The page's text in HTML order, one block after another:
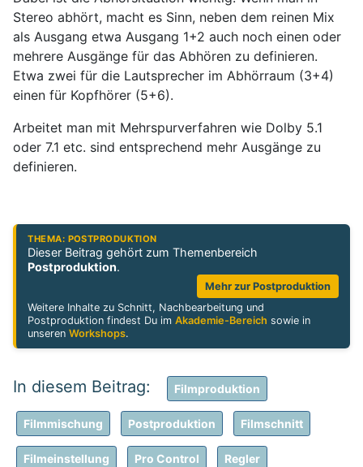
Stereo abhört, macht es Sinn, neben dem reinen Mix
als Ausgang etwa Ausgang 1+2 auch noch einen oder
mehrere Ausgänge für das Abhören zu definieren.
Etwa zwei für die Lautsprecher im Abhörraum (3+4)
einen für Kopfhörer (5+6).
Arbeitet man mit Mehrspurverfahren wie Dolby 5.1
oder 7.1 etc. sind entsprechend mehr Ausgänge zu
definieren.
THEMA: POSTPRODUKTION
Dieser Beitrag gehört zum Themenbereich
Postproduktion.
Mehr zur Postproduktion
Weitere Inhalte zu Schnitt, Nachbearbeitung und
Postproduktion findest Du imAkademie-Bereich sowie in
unserenWorkshops.
Filmproduktion
Filmmischung Postproduktion Filmschnitt
Filmeinstellung Pro Control Regler